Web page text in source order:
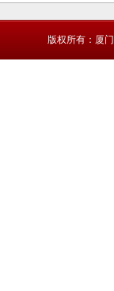
版权所有：厦